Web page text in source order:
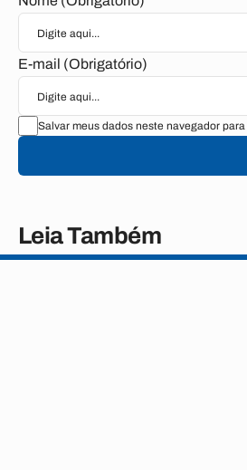
E-mail (Obrigatório)
Salvar meus dados neste navegador
Leia Também